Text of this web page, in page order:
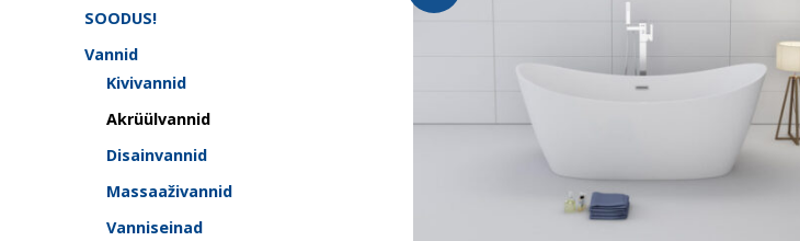
SOODUS!
Vannid
Kivivannid
Akrüülvannid
Disainvannid
Massaaživannid
Vanniseinad